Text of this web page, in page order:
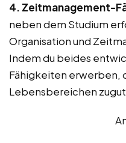
4. Zeitmanagement-
neben dem Studium
Organisation und
Indem du beides
Fähigkeiten erwerben,
Lebensbereichen